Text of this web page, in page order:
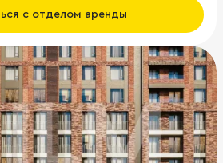
с отделом аренды